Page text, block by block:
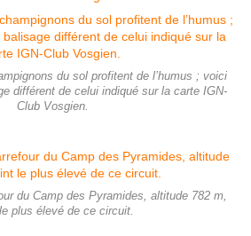
du sol profitent de l’humus ; voici
différent de celui indiqué sur la carte IGN-
Club Vosgien.
du Camp des Pyramides, altitude 782 m,
plus élevé de ce circuit.